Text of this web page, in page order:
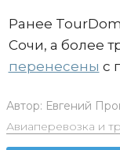
Ранее
Сочи, а более
перенесены с
Автор: Евгений
Авиаперевозка и